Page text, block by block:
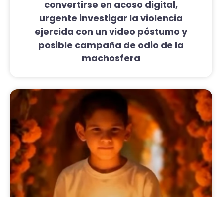
convertirse en acoso digital,
urgente investigar la violencia
ejercida con un video póstumo y
posible campaña de odio de la
machosfera